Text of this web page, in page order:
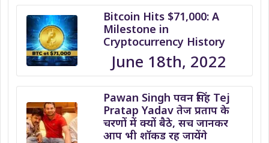
Bitcoin Hits $71,000: A
Milestone in
Cryptocurrency History
June 18th, 2022
Pawan Singh पवन सिंह Tej
Pratap Yadav तेज प्रताप के
चरणों में क्यों बैठे, सच जानकर
आप भी शॉकड रह जायेंगे